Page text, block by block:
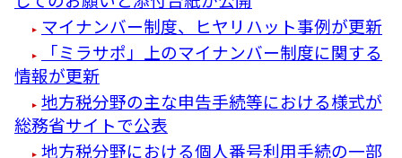
マイナンバー制度、ヒヤリハット事例が更新
「ミラサポ」上のマイナンバー制度に関する
情報が更新
地方税分野の主な申告手続等における様式が
総務省サイトで公表
地方税分野における個人番号利用手続の一部